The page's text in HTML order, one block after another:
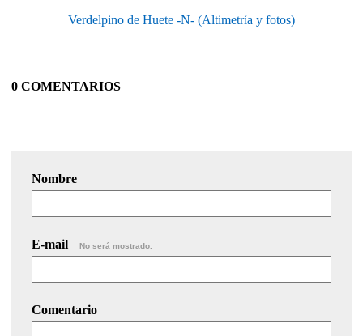
Verdelpino de Huete -N- (Altimetría y fotos)
0 COMENTARIOS
Nombre
E-mail No será mostrado.
Comentario